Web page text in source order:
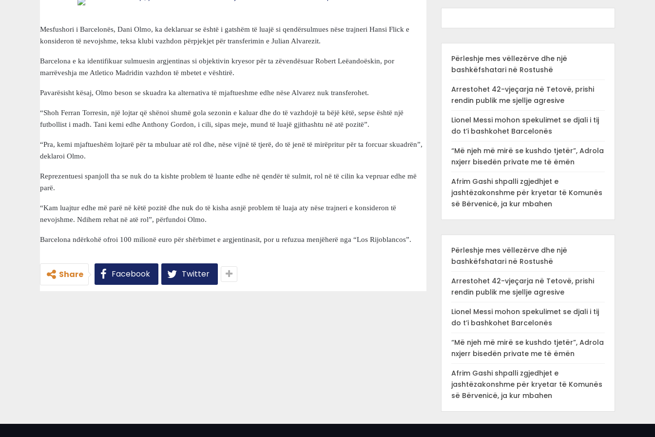
Mesfushori i Barcelonës, Dani Olmo, ka deklaruar se është i gatshëm të luajë si qendërsulmues nëse trajneri Hansi Flick e
konsideron të nevojshme, teksa klubi vazhdon përpjekjet për transferimin e Julian Alvarezit.
Barcelona e ka identifikuar sulmuesin argjentinas si objektivin kryesor për ta zëvendësuar Robert Leëandoëskin, por
marrëveshja me Atletico Madridin vazhdon të mbetet e vështirë.
Pavarësisht kësaj, Olmo beson se skuadra ka alternativa të mjaftueshme edhe nëse Alvarez nuk transferohet.
“Shoh Ferran Torresin, një lojtar që shënoi shumë gola sezonin e kaluar dhe do të vazhdojë ta bëjë këtë, sepse është një
futbollist i madh. Tani kemi edhe Anthony Gordon, i cili, sipas meje, mund të luajë gjithashtu në atë pozitë”.
“Pra, kemi mjaftueshëm lojtarë për ta mbuluar atë rol dhe, nëse vijnë të tjerë, do të jenë të mirëpritur për ta forcuar skuadrën”,
deklaroi Olmo.
Reprezentuesi spanjoll tha se nuk do ta kishte problem të luante edhe në qendër të sulmit, rol në të cilin ka vepruar edhe më
parë.
“Kam luajtur edhe më parë në këtë pozitë dhe nuk do të kisha asnjë problem të luaja aty nëse trajneri e konsideron të
nevojshme. Ndihem rehat në atë rol”, përfundoi Olmo.
Barcelona ndërkohë ofroi 100 milionë euro për shërbimet e argjentinasit, por u refuzua menjëherë nga “Los Rijoblancos”.
Share Facebook Twitter
Përleshje mes vëllezërve dhe një
bashkëfshatari në Rostushë
Arrestohet 42-vjeçarja në Tetovë, prishi
rendin publik me sjellje agresive
Lionel Messi mohon spekulimet se djali i tij
do t’i bashkohet Barcelonës
“Më njeh më mirë se kushdo tjetër”, Adrola
nxjerr bisedën private me të ëmën
Afrim Gashi shpalli zgjedhjet e
jashtëzakonshme për kryetar të Komunës
së Bërvenicë, ja kur mbahen
Përleshje mes vëllezërve dhe një
bashkëfshatari në Rostushë
Arrestohet 42-vjeçarja në Tetovë, prishi
rendin publik me sjellje agresive
Lionel Messi mohon spekulimet se djali i tij
do t’i bashkohet Barcelonës
“Më njeh më mirë se kushdo tjetër”, Adrola
nxjerr bisedën private me të ëmën
Afrim Gashi shpalli zgjedhjet e
jashtëzakonshme për kryetar të Komunës
së Bërvenicë, ja kur mbahen